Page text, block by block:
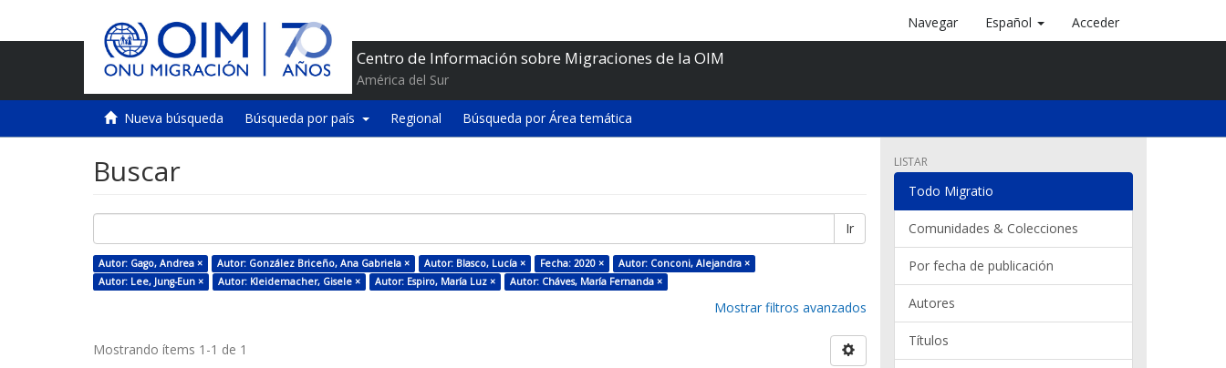
Centro de Información sobre Migraciones de la OIM
América del Sur
Navegar Español Acceder
Nueva búsqueda Búsqueda por país Regional Búsqueda por Área temática
Buscar
Ir
Autor: Gago, Andrea × Autor: González Briceño, Ana Gabriela × Autor: Blasco, Lucía × Fecha: 2020 ×
Autor: Conconi, Alejandra ×
Autor: Lee, Jung-Eun ×
Autor: Kleidemacher, Gisele × Autor: Espiro, María Luz × Autor: Cháves, María Fernanda ×
Mostrar filtros avanzados
Mostrando ítems 1-1 de 1
LISTAR
Todo Migratio
Comunidades & Colecciones
Por fecha de publicación
Autores
Títulos